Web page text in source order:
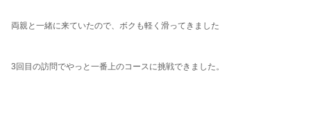
両親と一緒に来ていたので、ボクも軽く滑ってきました
3回目の訪問でやっと一番上のコースに挑戦できました。